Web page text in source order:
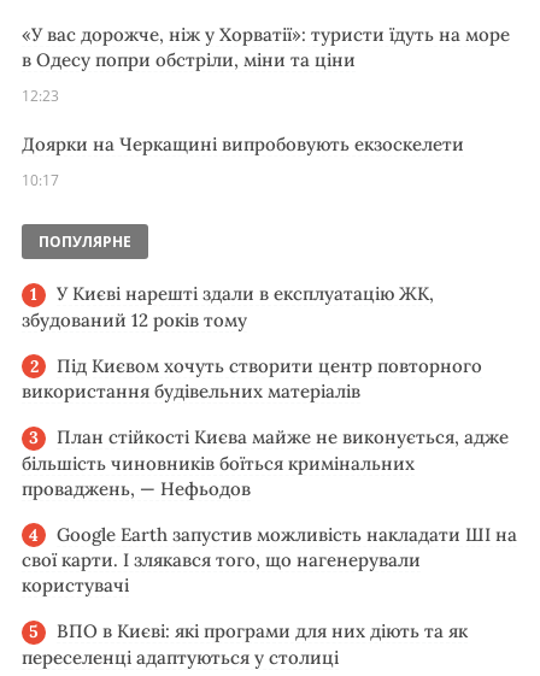
«У вас дорожче, ніж у Хорватії»: туристи їдуть на море
в Одесу попри обстріли, міни та ціни
12:23
Доярки на Черкащині випробовують екзоскелети
10:17
ПОПУЛЯРНЕ
У Києві нарешті здали в експлуатацію ЖК,
збудований 12 років тому
Під Києвом хочуть створити центр повторного
використання будівельних матеріалів
План стійкості Києва майже не виконується, адже
більшість чиновників боїться кримінальних
проваджень, — Нефьодов
Google Earth запустив можливість накладати ШІ на
свої карти. І злякався того, що нагенерували
користувачі
ВПО в Києві: які програми для них діють та як
переселенці адаптуються у столиці